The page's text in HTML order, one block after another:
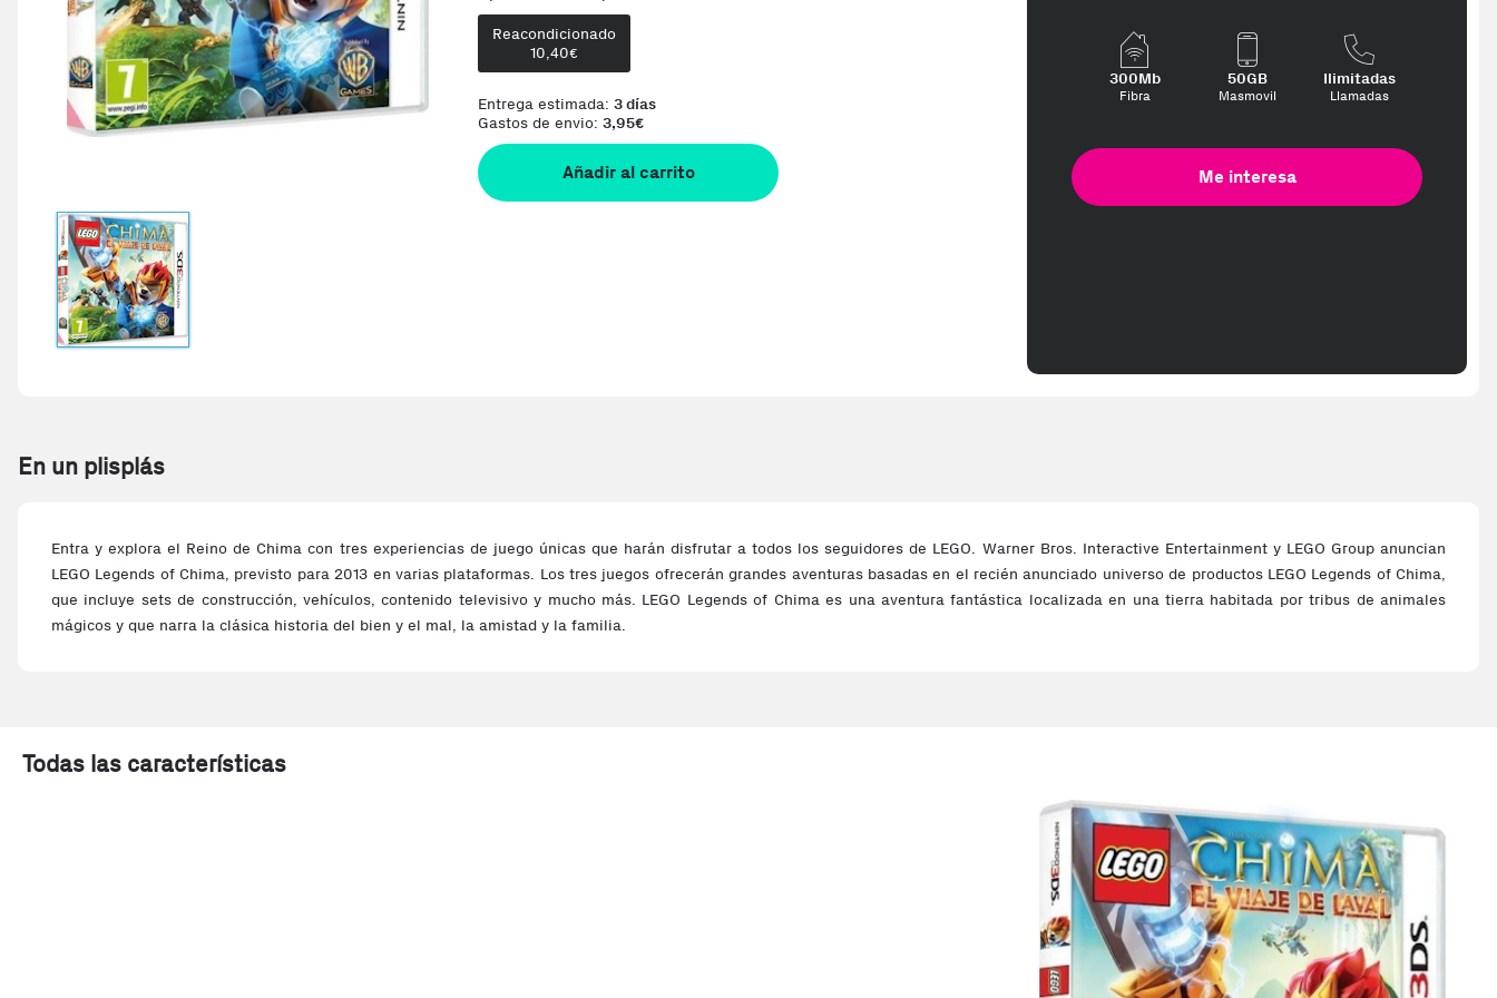
Es posible que el producto no contenga material adicional como copias digitales,
Reacondicionado
10,40€
Entrega estimada: 3 días
Gastos de envio: 3,95€
Añadir al carrito
300Mb
Fibra
50GB
Masmovil
Ilimitadas
Llamadas
Me interesa
En un plisplás
Entra y explora el Reino de Chima con tres experiencias de juego únicas que harán disfrutar a todos los seguidores de LEGO. Warner Bros. Interactive Entertainment y LEGO Group anuncian
LEGO Legends of Chima, previsto para 2013 en varias plataformas. Los tres juegos ofrecerán grandes aventuras basadas en el recién anunciado universo de productos LEGO Legends of Chima,
que incluye sets de construcción, vehículos, contenido televisivo y mucho más. LEGO Legends of Chima es una aventura fantástica localizada en una tierra habitada por tribus de animales
mágicos y que narra la clásica historia del bien y el mal, la amistad y la familia.
Todas las características